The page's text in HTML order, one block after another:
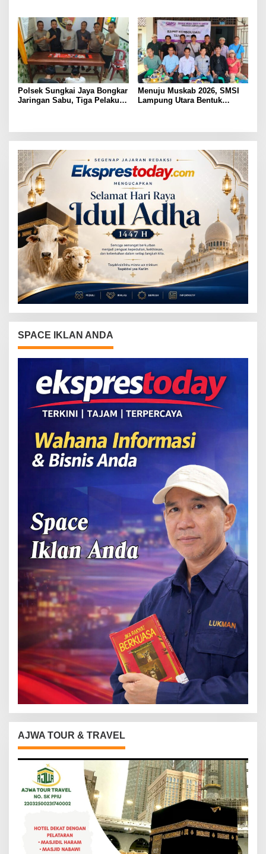
Berlarut
Polsek Sungkai Jaya Bongkar
Jaringan Sabu, Tiga Pelaku
Menuju Muskab 2026, SMSI
Lampung Utara Bentuk
SPACE IKLAN ANDA
AJWA TOUR & TRAVEL